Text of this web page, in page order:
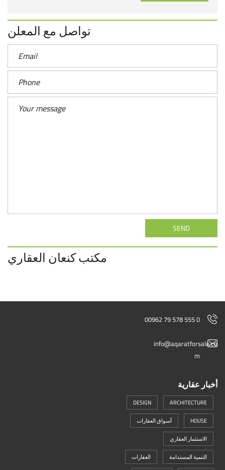
تواصل مع المعلن
SEND
مكتب كنعان العقاري
00962 79 578 555 0
info@aqaratforsale.co
m
أخبار عقارية
ARCHITECTURE
DESIGN
HOUSE
أسواق العقارات
الاستثمار العقاري
التنمية المستدامة
العقارات